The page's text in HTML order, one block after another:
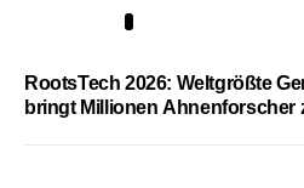
RootsTech 2026: Weltgrößte
bringt Millionen Ahnenforscher